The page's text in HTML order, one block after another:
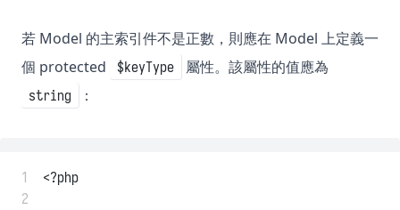
若 Model 的主索引件不是正數，則應在 Model 上定義一
個 protected
$keyType 屬性。該屬性的值應為
string ：
1
<?php
2